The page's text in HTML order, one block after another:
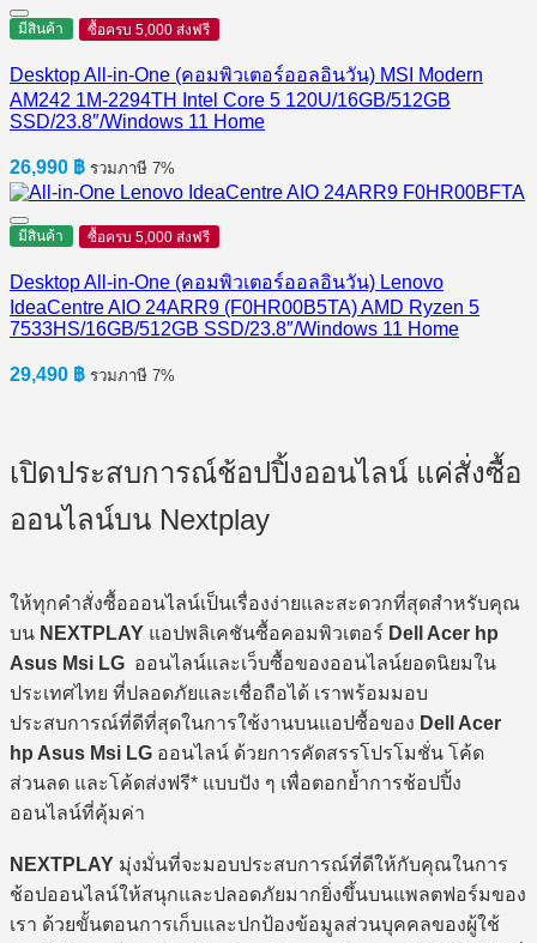
มีสินค้า ซื้อครบ 5,000 ส่งฟรี
Desktop All-in-One (คอมพิวเตอร์ออลอินวัน) MSI Modern
AM242 1M-2294TH Intel Core 5 120U/16GB/512GB
SSD/23.8″/Windows 11 Home
26,990 ฿ รวมภาษี 7%
มีสินค้า ซื้อครบ 5,000 ส่งฟรี
Desktop All-in-One (คอมพิวเตอร์ออลอินวัน) Lenovo
IdeaCentre AIO 24ARR9 (F0HR00B5TA) AMD Ryzen 5
7533HS/16GB/512GB SSD/23.8″/Windows 11 Home
29,490 ฿ รวมภาษี 7%
เปิดประสบการณ์ช้อปปิ้งออนไลน์ แค่สั่งซื้อ
ออนไลน์บน Nextplay
ให้ทุกคำสั่งซื้อออนไลน์เป็นเรื่องง่ายและสะดวกที่สุดสำหรับคุณ
บน NEXTPLAY แอปพลิเคชันซื้อคอมพิวเตอร์ Dell Acer hp
Asus Msi LG ออนไลน์และเว็บซื้อของออนไลน์ยอดนิยมใน
ประเทศไทย ที่ปลอดภัยและเชื่อถือได้ เราพร้อมมอบ
ประสบการณ์ที่ดีที่สุดในการใช้งานบนแอปซื้อของ Dell Acer
hp Asus Msi LG ออนไลน์ ด้วยการคัดสรรโปรโมชั่น โค้ด
ส่วนลด และโค้ดส่งฟรี* แบบปัง ๆ เพื่อตอกย้ำการช้อปปิ้ง
ออนไลน์ที่คุ้มค่า
NEXTPLAY มุ่งมั่นที่จะมอบประสบการณ์ที่ดีให้กับคุณในการ
ช้อปออนไลน์ให้สนุกและปลอดภัยมากยิ่งขึ้นบนแพลตฟอร์มของ
เรา ด้วยขั้นตอนการเก็บและปกป้องข้อมูลส่วนบุคคลของผู้ใช้